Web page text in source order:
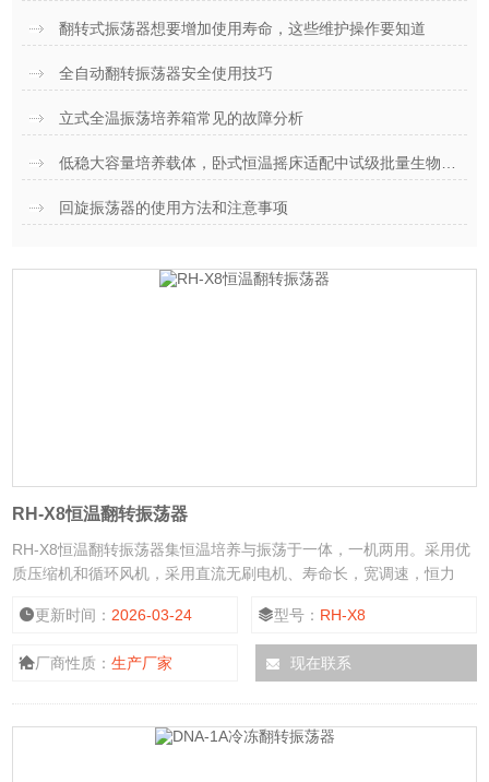
翻转式振荡器想要增加使用寿命，这些维护操作要知道
全自动翻转振荡器安全使用技巧
立式全温振荡培养箱常见的故障分析
回旋振荡器的使用方法和注意事项
RH-X8恒温翻转振荡器
RH-X8恒温翻转振荡器集恒温培养与振荡于一体，一机两用。采用优
质压缩机和循环风机，采用直流无刷电机、寿命长，宽调速，恒力
采用防菌不锈钢，便于清洁,控制转速电路，保证摇床缓缓启动，平稳
加速，能防止液体溅出，保证实验样品的安全。
更新时间： 2026-03-24 型号： RH-X8
厂商性质：生产厂家 现在联系